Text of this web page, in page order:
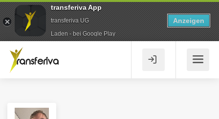
transferiva App
transferiva UG
Laden - bei Google Play
Anzeigen